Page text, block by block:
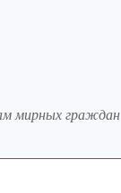
мирных граждан